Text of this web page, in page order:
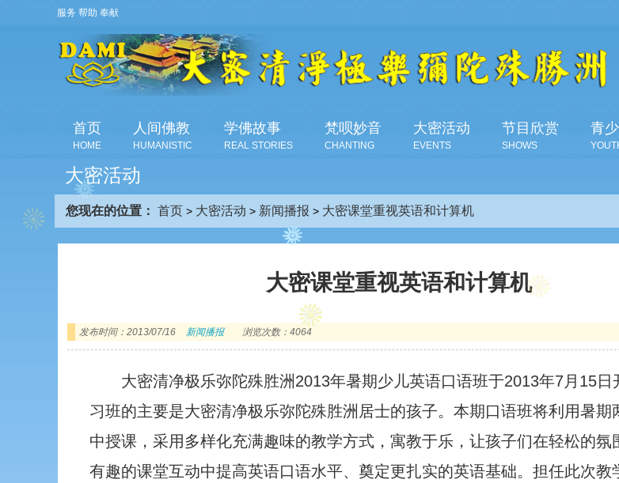
服务 帮助 奉献
首页
HOME
人间佛教
HUMANISTIC
学佛故事
REAL STORIES
梵呗妙音
CHANTING
大密活动
EVENTS
节目欣赏
SHOWS
青
大密活动
您现在的位置： 首页 > 大密活动 > 新闻播报 > 大密课堂重视英语和计算机
大密课堂重视英语和计算机
发布时间：2013/07/16 新闻播报 浏览次数：4064
大密清净极乐弥陀殊胜洲2013年暑期少儿英语口语班于2013年7月15日
习班的主要是大密清净极乐弥陀殊胜洲居士的孩子。本期口语班将利用暑期
中授课，采用多样化充满趣味的教学方式，寓教于乐，让孩子们在轻松的氛
有趣的课堂互动中提高英语口语水平、奠定更扎实的英语基础。担任此次教